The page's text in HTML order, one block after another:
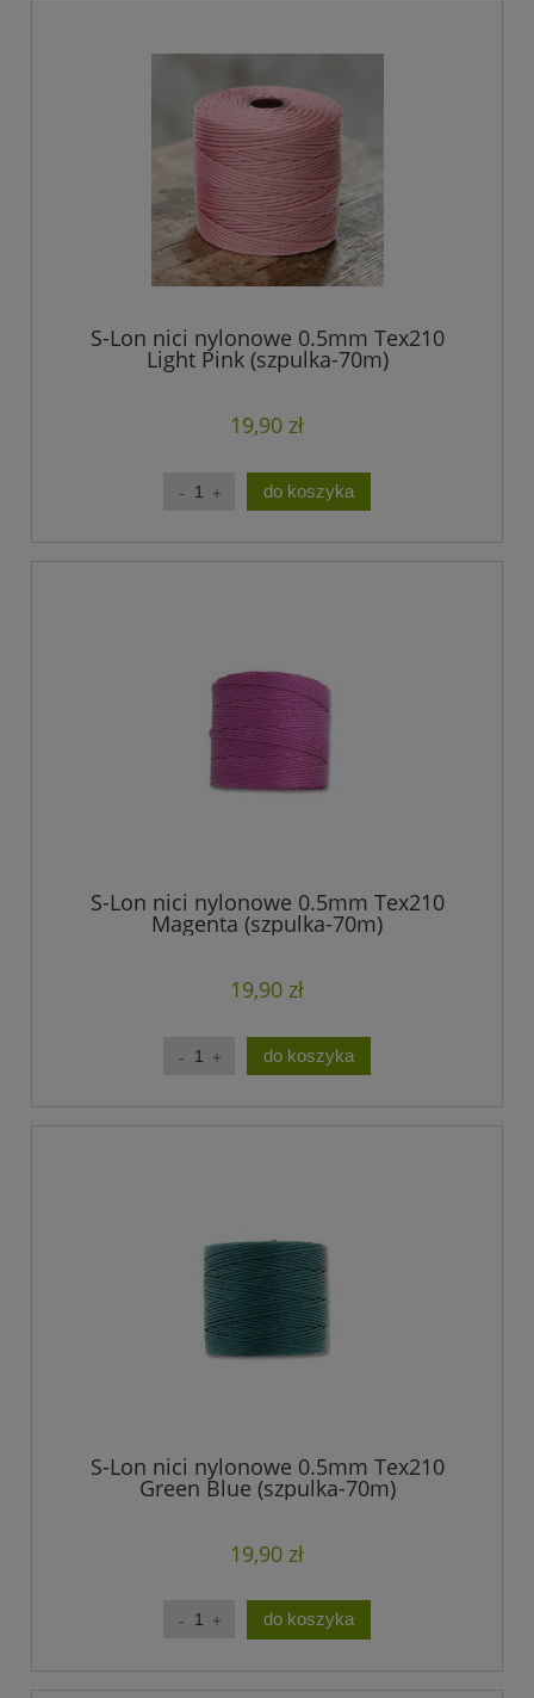
S-Lon nici nylonowe 0.5mm Tex210
Light Pink (szpulka-70m)
19,90 zł
do koszyka
S-Lon nici nylonowe 0.5mm Tex210
Magenta (szpulka-70m)
19,90 zł
do koszyka
S-Lon nici nylonowe 0.5mm Tex210
Green Blue (szpulka-70m)
19,90 zł
do koszyka